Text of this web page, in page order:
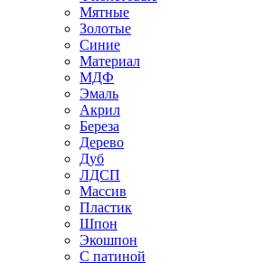
Мятные
Золотые
Синие
Материал
МДФ
Эмаль
Акрил
Береза
Дерево
Дуб
ЛДСП
Массив
Пластик
Шпон
Экошпон
С патиной